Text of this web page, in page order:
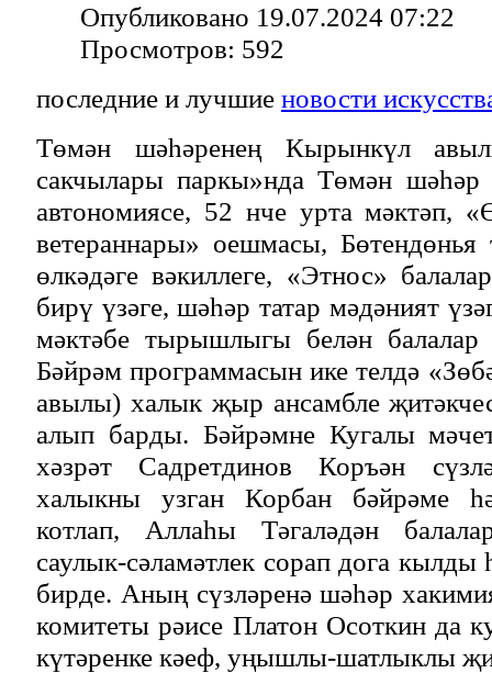
Опубликовано 19.07.2024 07:22
Просмотров: 592
последние и лучшие новости
Төмән шәһәренең Кырынкүл
сакчылары паркы»нда Төмән шәһәр
автономиясе, 52 нче урта мәктәп,
ветераннары» оешмасы, Бөтендөнья
өлкәдәге вәкиллеге, «Этнос»
бирү үзәге, шәһәр татар мәдәният
мәктәбе тырышлыгы белән балалар
Бәйрәм программасын ике телдә
авылы) халык җыр ансамбле
алып барды. Бәйрәмне Кугалы
хәзрәт Садретдинов Коръән
халыкны узган Корбан бәйрәме
котлап, Аллаһы Тәгаләдән
саулык-сәламәтлек сорап дога кылды
бирде. Аның сүзләренә шәһәр
комитеты рәисе Платон Осоткин да
күтәренке кәеф, уңышлы-шатлыклы